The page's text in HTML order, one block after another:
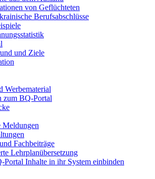
von Geflüchteten
Berufsabschlüsse
und Ziele
Werbematerial
zum BQ-Portal
Meldungen
Fachbeiträge
Lehrplanübersetzung
Portal Inhalte in ihr System einbinden